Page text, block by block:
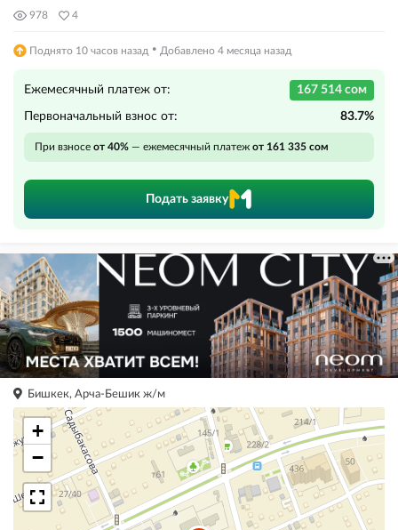
978 4
Поднято 10 часов назад · Добавлено 4 месяца назад
Ежемесячный платеж от: 167 514 сом
Первоначальный взнос от: 83.7%
При взносе от 40% — ежемесячный платеж от 161 335 сом
Подать заявку
Бишкек, Арча-Бешик ж/м
+
−